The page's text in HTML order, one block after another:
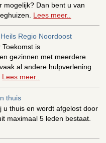
mogelijk? Dan bent u van
Lees meer..
Regio Noordoost
is
gezinnen met meerdere
al andere hulpverlening
Lees meer..
thuis
u thuis en wordt afgelost door
maximaal 5 leden bestaat.